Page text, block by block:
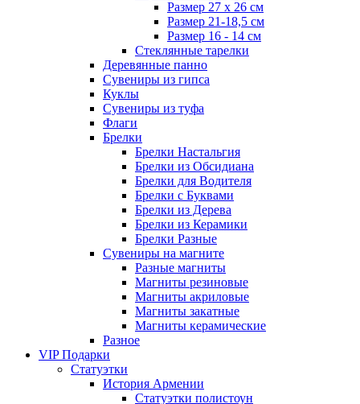
Размер 27 х 26 см
Размер 21-18,5 см
Размер 16 - 14 см
Стеклянные тарелки
Деревянные панно
Сувениры из гипса
Куклы
Сувениры из туфа
Флаги
Брелки
Брелки Настальгия
Брелки из Обсидиана
Брелки для Водителя
Брелки с Буквами
Брелки из Дерева
Брелки из Керамики
Брелки Разные
Сувениры на магните
Разные магниты
Магниты резиновые
Магниты акриловые
Магниты закатные
Магниты керамические
Разное
VIP Подарки
Статуэтки
История Армении
Статуэтки полистоун